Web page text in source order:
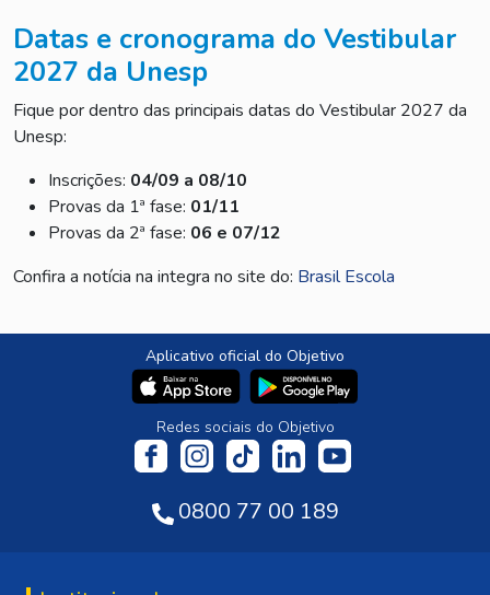
Datas e cronograma do Vestibular
2027 da Unesp
Fique por dentro das principais datas do Vestibular 2027 da
Unesp:
Inscrições: 04/09 a 08/10
Provas da 1ª fase: 01/11
Provas da 2ª fase: 06 e 07/12
Confira a notícia na integra no site do: Brasil Escola
Aplicativo oficial do Objetivo
Redes sociais do Objetivo
0800 77 00 189